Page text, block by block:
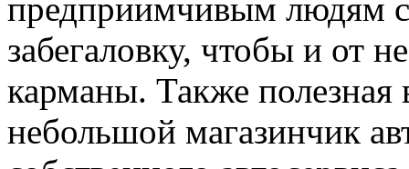
предприимчивым людям
забегаловку, чтобы и от
карманы. Также
небольшой магазинчик